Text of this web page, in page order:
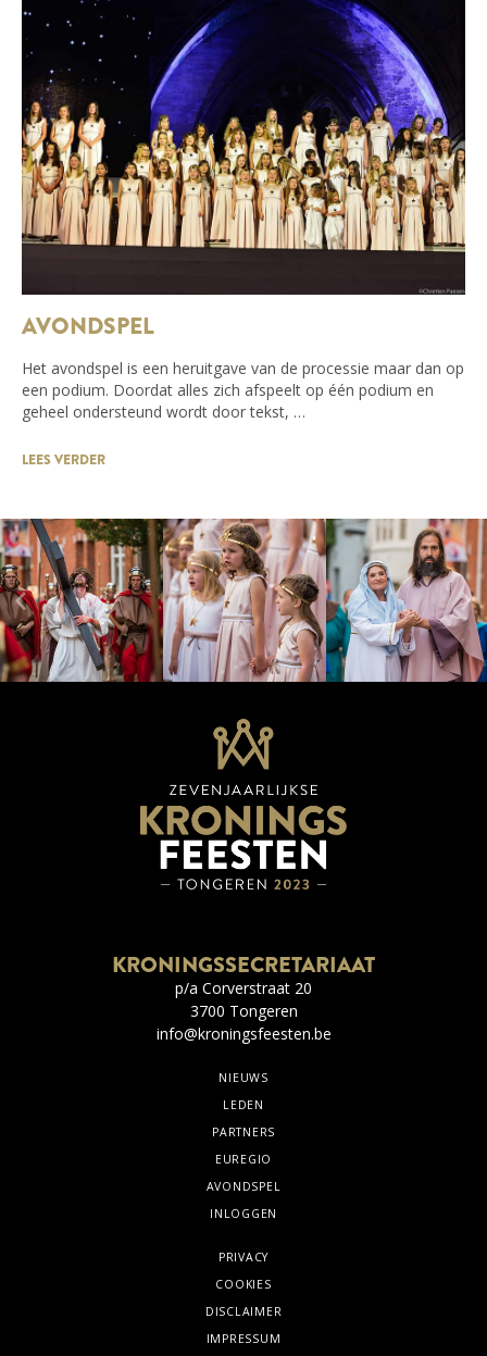
AVONDSPEL
Het avondspel is een heruitgave van de processie maar dan op
een podium. Doordat alles zich afspeelt op één podium en
geheel ondersteund wordt door tekst, …
LEES VERDER
KRONINGSSECRETARIAAT
p/a Corverstraat 20
3700 Tongeren
info@kroningsfeesten.be
NIEUWS
LEDEN
PARTNERS
EUREGIO
AVONDSPEL
INLOGGEN
PRIVACY
COOKIES
DISCLAIMER
IMPRESSUM